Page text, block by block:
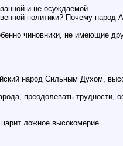
и не осуждаемой.
политики? Почему
чиновники, не имеющие
народ Сильным Духом,
преодолевать трудности,
ложное высокомерие.